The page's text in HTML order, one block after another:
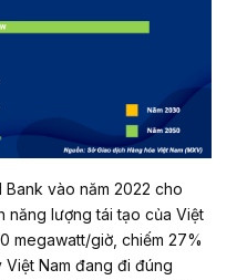
năng lượng tái tạo của Việt
megawatt/giờ, chiếm 27%
Nam đang đi đúng